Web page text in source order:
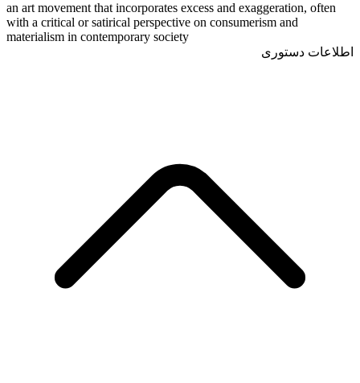
an art movement that incorporates excess and exaggeration, often
with a critical or satirical perspective on consumerism and
materialism in contemporary society
اطلاعات دستوری